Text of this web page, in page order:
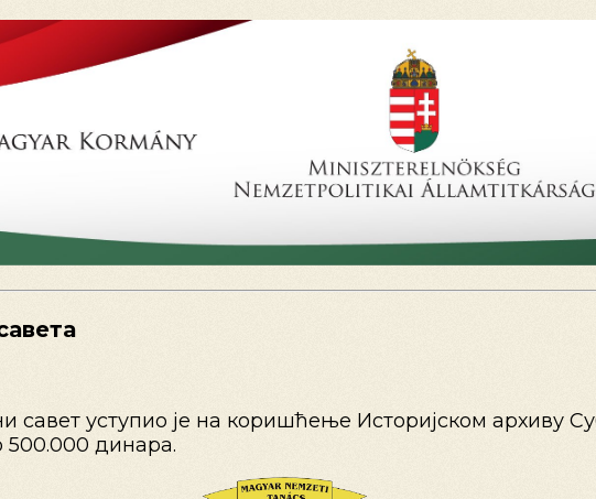
савет уступио је на коришћење Историјском архиву
500.000 динара.